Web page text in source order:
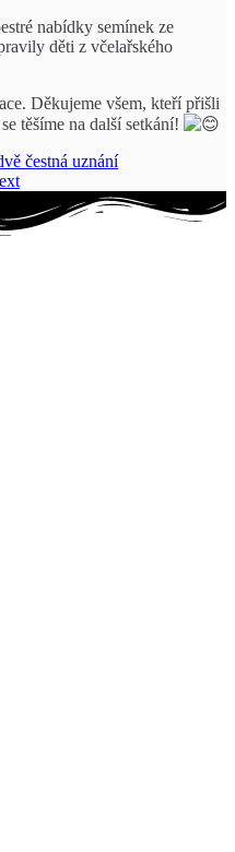
nabídky semínek ze
děti z včelařského
Děkujeme všem, kteří přišli
těšíme na další setkání!
čestná uznání